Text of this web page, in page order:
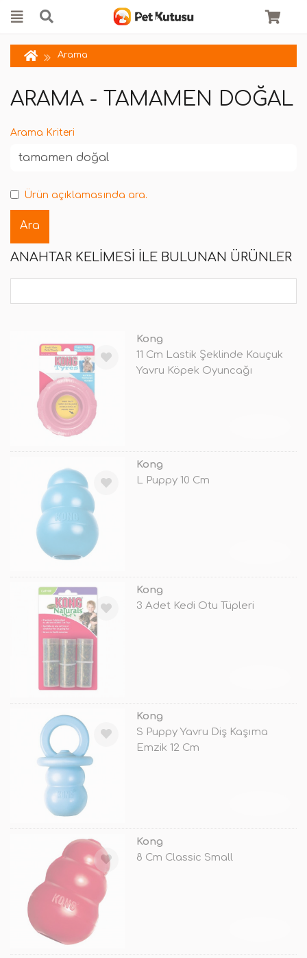
Arama
ARAMA - TAMAMEN DOĞAL
Arama Kriteri
Ürün açıklamasında ara.
ANAHTAR KELIMESI ILE BULUNAN ÜRÜNLER
Kong
11 Cm Lastik Şeklinde Kauçuk
Yavru Köpek Oyuncağı
Kong
L Puppy 10 Cm
Kong
3 Adet Kedi Otu Tüpleri
Kong
S Puppy Yavru Diş Kaşıma
Emzik 12 Cm
Kong
8 Cm Classic Small